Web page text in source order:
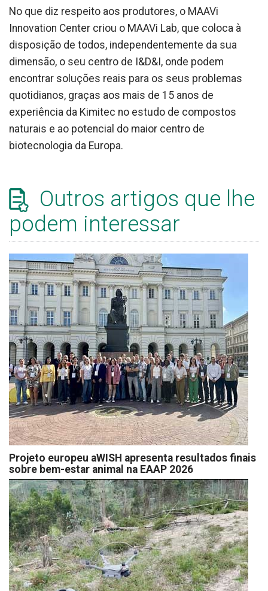
No que diz respeito aos produtores, o MAAVi
Innovation Center criou o MAAVi Lab, que coloca à
disposição de todos, independentemente da sua
dimensão, o seu centro de I&D&I, onde podem
encontrar soluções reais para os seus problemas
quotidianos, graças aos mais de 15 anos de
experiência da Kimitec no estudo de compostos
naturais e ao potencial do maior centro de
biotecnologia da Europa.
Outros artigos que lhe
podem interessar
Projeto europeu aWISH apresenta resultados finais
sobre bem-estar animal na EAAP 2026